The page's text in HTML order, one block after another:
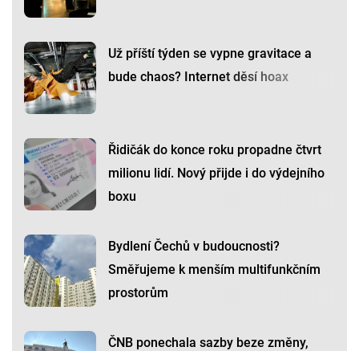
Už příští týden se vypne gravitace a
bude chaos? Internet děsí hoax
Řidičák do konce roku propadne čtvrt
milionu lidí. Nový přijde i do výdejního
boxu
Bydlení Čechů v budoucnosti?
Směřujeme k menším multifunkčním
prostorům
ČNB ponechala sazby beze změny,